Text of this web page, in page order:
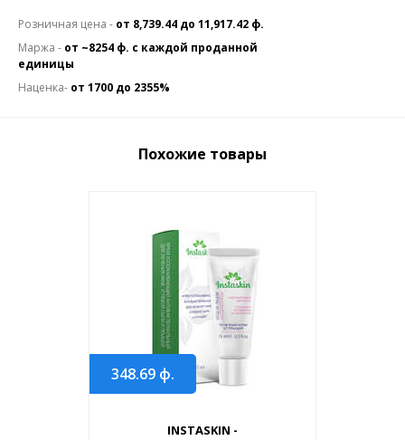
Розничная цена - от 8,739.44 до 11,917.42 ф.
Маржа - от ~8254 ф. с каждой проданной
единицы
Наценка- от 1700 до 2355%
Похожие товары
348.69 ф.
INSTASKIN -